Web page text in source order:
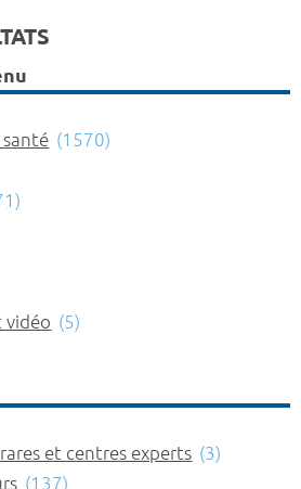
santé (1570)
vidéo (5)
et centres experts (3)
(137)